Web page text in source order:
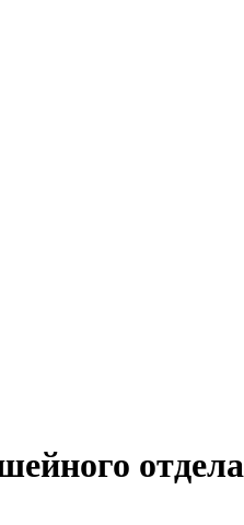
отдела